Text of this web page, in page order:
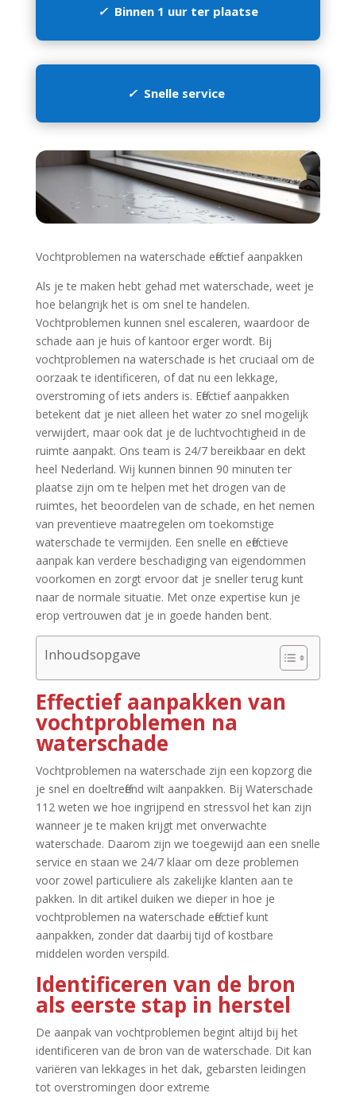
✓Binnen 1 uur ter plaatse
✓ Snelle service
Vochtproblemen na waterschade effectief aanpakken
Als je te maken hebt gehad met waterschade, weet je
hoe belangrijk het is om snel te handelen.​
Vochtproblemen kunnen snel escaleren, waardoor de
schade aan je huis of kantoor erger wordt.​ Bij
vochtproblemen na waterschade is het cruciaal om de
oorzaak te identificeren, of dat nu een lekkage,
overstroming of iets anders is.​ Effectief aanpakken
betekent dat je niet alleen het water zo snel mogelijk
verwijdert, maar ook dat je de luchtvochtigheid in de
ruimte aanpakt.​ Ons team is 24/7 bereikbaar en dekt
heel Nederland.​ Wij kunnen binnen 90 minuten ter
plaatse zijn om te helpen met het drogen van de
ruimtes, het beoordelen van de schade, en het nemen
van preventieve maatregelen om toekomstige
waterschade te vermijden.​ Een snelle en effectieve
aanpak kan verdere beschadiging van eigendommen
voorkomen en zorgt ervoor dat je sneller terug kunt
naar de normale situatie.​ Met onze expertise kun je
erop vertrouwen dat je in goede handen bent.​
Inhoudsopgave
Effectief aanpakken van
vochtproblemen na
waterschade
Vochtproblemen na waterschade zijn een kopzorg die
je snel en doeltreffend wilt aanpakken.​ Bij Waterschade
112 weten we hoe ingrijpend en stressvol het kan zijn
wanneer je te maken krijgt met onverwachte
waterschade.​ Daarom zijn we toegewijd aan een snelle
service en staan we 24/7 klaar om deze problemen
voor zowel particuliere als zakelijke klanten aan te
pakken.​ In dit artikel duiken we dieper in hoe je
vochtproblemen na waterschade effectief kunt
aanpakken, zonder dat daarbij tijd of kostbare
middelen worden verspild.​
Identificeren van de bron
als eerste stap in herstel
De aanpak van vochtproblemen begint altijd bij het
identificeren van de bron van de waterschade.​ Dit kan
variëren van lekkages in het dak, gebarsten leidingen
tot overstromingen door extreme